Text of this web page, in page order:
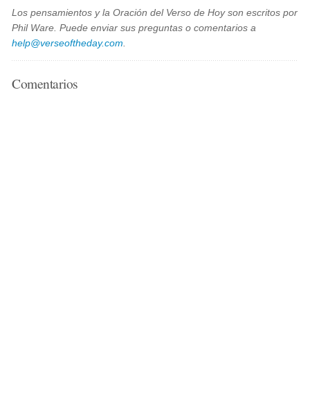
Los pensamientos y la Oración del Verso de Hoy son escritos por
Phil Ware. Puede enviar sus preguntas o comentarios a
help@verseoftheday.com
Comentarios